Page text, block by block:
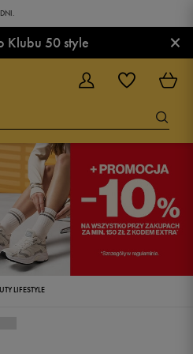
Klubu 50 style ×
LIFESTYLE